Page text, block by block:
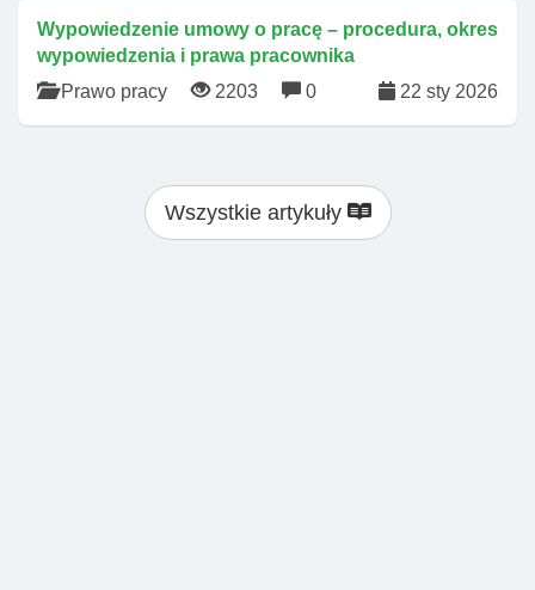
Wypowiedzenie umowy o pracę – procedura, okres
wypowiedzenia i prawa pracownika
Prawo pracy
2203 0 22 sty 2026
Wszystkie artykuły